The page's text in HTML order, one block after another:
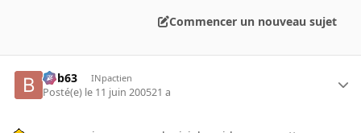
Commencer un nouveau sujet
bob63 INpactien
Posté(e) le 11 juin 200521 a